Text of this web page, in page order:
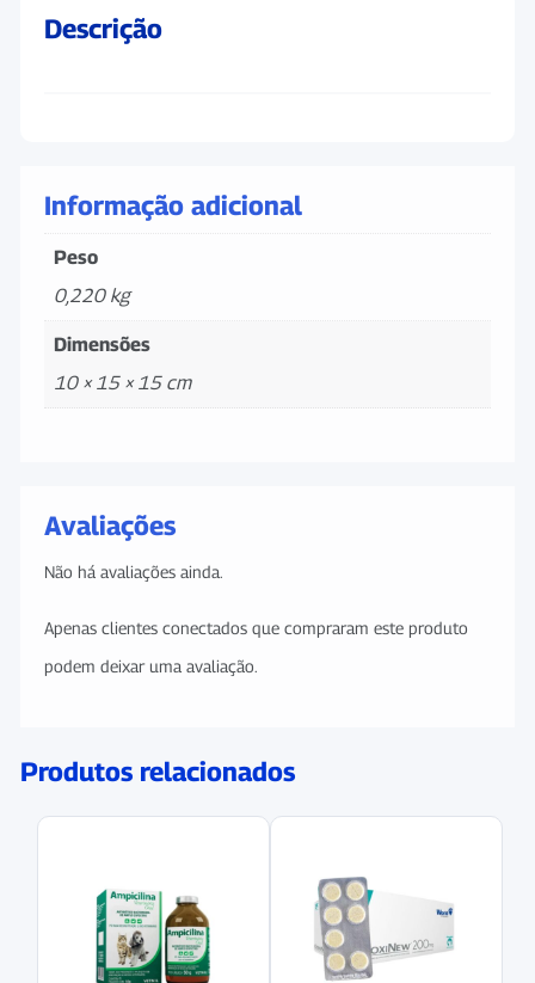
Descrição
Informação adicional
Peso
0,220 kg
Dimensões
10 × 15 × 15 cm
Avaliações
Não há avaliações ainda.
Apenas clientes conectados que compraram este produto
podem deixar uma avaliação.
Produtos relacionados